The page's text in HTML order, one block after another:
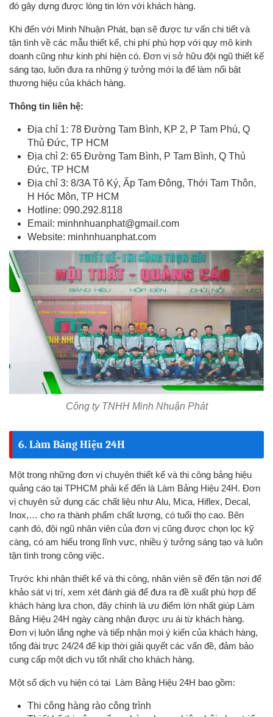
đó gây dựng được lòng tin lớn với khách hàng.
Khi đến với Minh Nhuận Phát, bạn sẽ được tư vấn chi tiết và
tận tình về các mẫu thiết kế, chi phí phù hợp với quy mô kinh
doanh cũng như kinh phí hiện có. Đơn vị sở hữu đội ngũ thiết kế
sáng tạo, luôn đưa ra những ý tưởng mới lạ để làm nổi bật
thương hiệu của khách hàng.
Thông tin liên hệ:
Địa chỉ 1: 78 Đường Tam Bình, KP 2, P Tam Phú, Q
Thủ Đức, TP HCM
Địa chỉ 2: 65 Đường Tam Bình, P Tam Bình, Q Thủ
Đức, TP HCM
Địa chỉ 3: 8/3A Tô Ký, Ấp Tam Đông, Thới Tam Thôn,
H Hóc Môn, TP HCM
Hotline: 090.292.8118
Email: minhnhuanphat@gmail.com
Website: minhnhuanphat.com
Công ty TNHH Minh Nhuận Phát
6. Làm Bảng Hiệu 24H
Một trong những đơn vị chuyên thiết kế và thi công bảng hiệu
quảng cáo tại TPHCM phải kể đến là Làm Bảng Hiệu 24H. Đơn
vị chuyên sử dụng các chất liệu như Alu, Mica, Hiflex, Decal,
Inox,… cho ra thành phẩm chất lượng, có tuổi thọ cao. Bên
cạnh đó, đội ngũ nhân viên của đơn vị cũng được chọn lọc kỹ
càng, có am hiểu trong lĩnh vực, nhiều ý tưởng sáng tạo và luôn
tận tình trong công việc.
Trước khi nhận thiết kế và thi công, nhân viên sẽ đến tận nơi để
khảo sát vị trí, xem xét đánh giá để đưa ra đề xuất phù hợp để
khách hàng lựa chọn, đây chính là ưu điểm lớn nhất giúp Làm
Bảng Hiệu 24H ngày càng nhận được ưu ái từ khách hàng.
Đơn vị luôn lắng nghe và tiếp nhận mọi ý kiến của khách hàng,
tổng đài trực 24/24 để kịp thời giải quyết các vấn đề, đảm bảo
cung cấp một dịch vụ tốt nhất cho khách hàng.
Một số dịch vụ hiện có tại Làm Bảng Hiệu 24H bao gồm:
Thi công hàng rào công trình